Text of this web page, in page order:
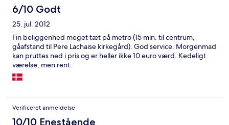
6/10 Godt
25. jul. 2012
Fin beliggenhed meget tæt på metro (15 min. til centrum,
gåafstand til Pere Lachaise kirkegård). God service. Morgenmad
kan pruttes ned i pris og er heller ikke 10 euro værd. Kedeligt
værelse, men rent.
Verificeret anmeldelse
10/10 Enestående